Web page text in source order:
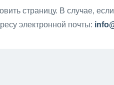
страницу. В случае,
электронной почты: